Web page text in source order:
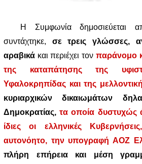
Η Συμφωνία δημοσιεύεται
συντάχτηκε, σε τρεις γλώσσες,
αραβικά και περιέχει τον παράνομο
της καταπάτησης της
Υφαλοκρηπίδας και της
κυριαρχικών δικαιωμάτων
Δημοκρατίας,τα οποία δυστυχώς
ίδιες οι ελληνικές
αυτονόητο, την υπογραφή ΑΟΖ
πλήρη επήρεια και μέση